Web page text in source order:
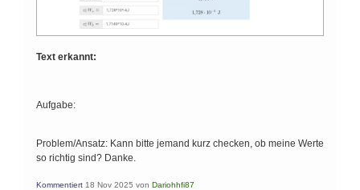
Text erkannt:
Aufgabe:
Problem/Ansatz: Kann bitte jemand kurz checken, ob meine Werte
so richtig sind? Danke.
Kommentiert 18 Nov 2025 von Dariohhfi87